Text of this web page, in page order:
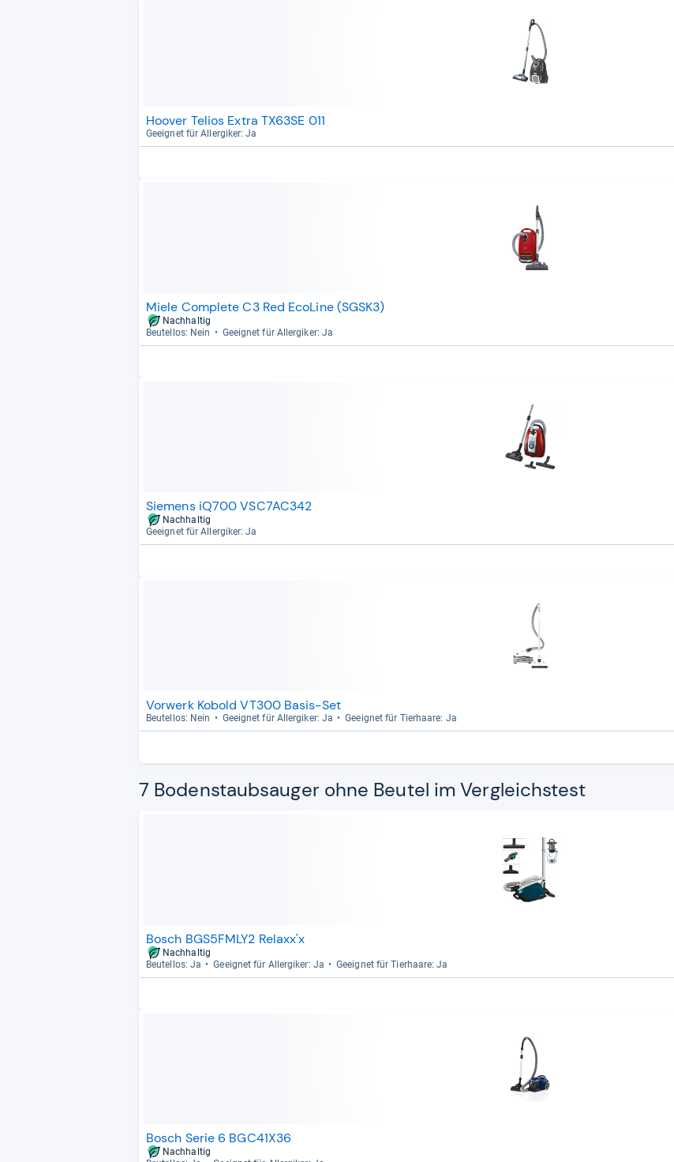
Hoover Telios Extra TX63SE 011
Geeig­net für All­er­gi­ker: Ja
Miele Complete C3 Red EcoLine (SGSK3)
Nachhaltig
Beu­tel­los: Nein
Geeig­net für All­er­gi­ker: Ja
Siemens iQ700 VSC7AC342
Nachhaltig
Geeig­net für All­er­gi­ker: Ja
Vorwerk Kobold VT300 Basis-Set
Beu­tel­los: Nein Geeig­net für All­er­gi­ker: Ja Geeig­net für Tier­haare: Ja
7 Bodenstaubsauger ohne Beutel im Vergleichstest
Bosch BGS5FMLY2 Relaxx'x
Nachhaltig
Beu­tel­los: Ja
Geeig­net für All­er­gi­ker: Ja Geeig­net für Tier­haare: Ja
Bosch Serie 6 BGC41X36
Nachhaltig